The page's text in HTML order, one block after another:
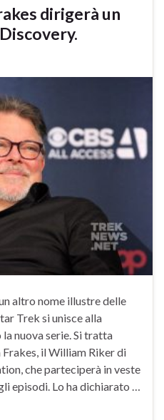
dirigerà un
altro nome illustre delle
Trek si unisce alla
nuova serie. Si tratta
Frakes, il William Riker di
che parteciperà in veste
episodi. Lo ha dichiarato …